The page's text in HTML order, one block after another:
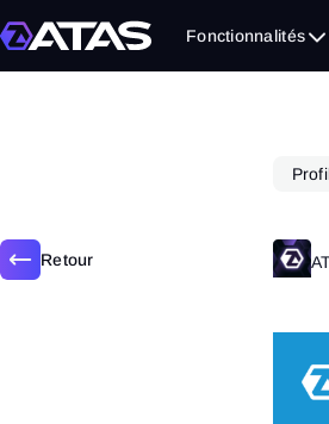
Fonctionnalités
Retour